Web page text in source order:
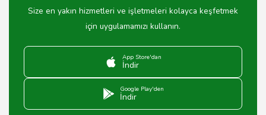
Size en yakın hizmetleri ve işletmeleri kolayca keşfetmek
için uygulamamızı kullanın.
App Store'dan
İndir
Google Play'den
İndir